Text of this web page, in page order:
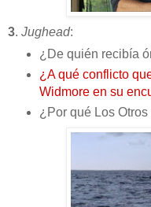
3. Jughead:
¿De quién recibía
¿A qué conflicto
Widmore en su
¿Por qué Los